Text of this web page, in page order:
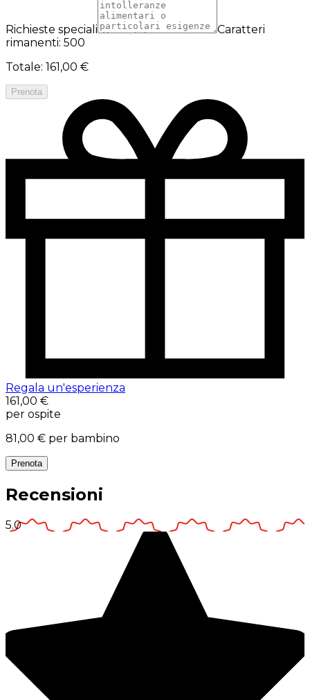
Richieste speciali
Caratteri
rimanenti: 500
Totale: 161,00 €
Prenota
Regala un'esperienza
161,00 €
per ospite
81,00 € per bambino
Prenota
Recensioni
5.0